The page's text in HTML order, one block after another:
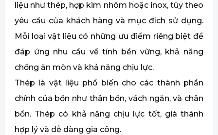
liệu như thép, hợp kim nhôm hoặc inox, tùy theo
yêu cầu của khách hàng và mục đích sử dụng.
Mỗi loại vật liệu có những ưu điểm riêng biệt để
đáp ứng nhu cầu về tính bền vững, khả năng
chống ăn mòn và khả năng chịu lực.
Thép là vật liệu phổ biến cho các thành phần
chính của bồn như thân bồn, vách ngăn, và chân
bồn. Thép có khả năng chịu lực tốt, giá thành
hợp lý và dễ dàng gia công.